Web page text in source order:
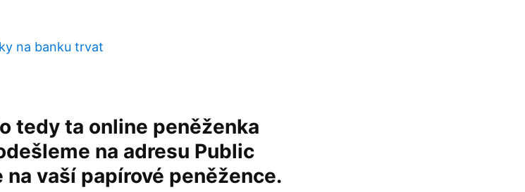
na banku trvat
tedy ta online peněženka
na adresu Public
vaší papírové peněžence.